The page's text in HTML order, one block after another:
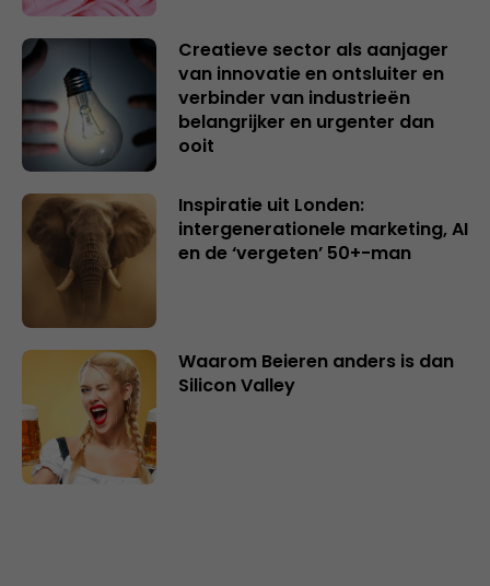
Creatieve sector als aanjager
van innovatie en ontsluiter en
verbinder van industrieën
belangrijker en urgenter dan
ooit
Inspiratie uit Londen:
intergenerationele marketing, AI
en de ‘vergeten’ 50+-man
Waarom Beieren anders is dan
Silicon Valley